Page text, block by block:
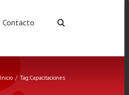
Contacto
Inicio / Tag:Capacitaciones